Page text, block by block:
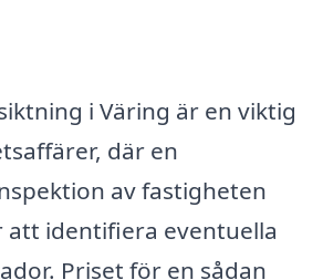
i Väring är en viktig
där en
av fastigheten
identifiera eventuella
Priset för en sådan